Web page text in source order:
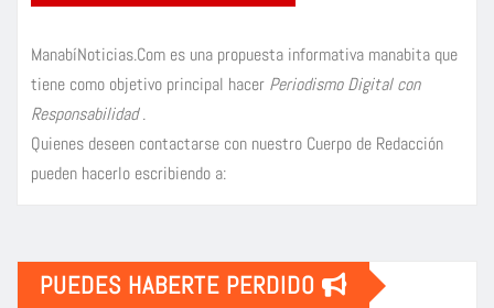
ManabíNoticias.Com es una propuesta informativa manabita que
tiene como objetivo principal hacer Periodismo Digital con
Responsabilidad.
Quienes deseen contactarse con nuestro Cuerpo de Redacción
pueden hacerlo escribiendo a:
PUEDES HABERTE PERDIDO